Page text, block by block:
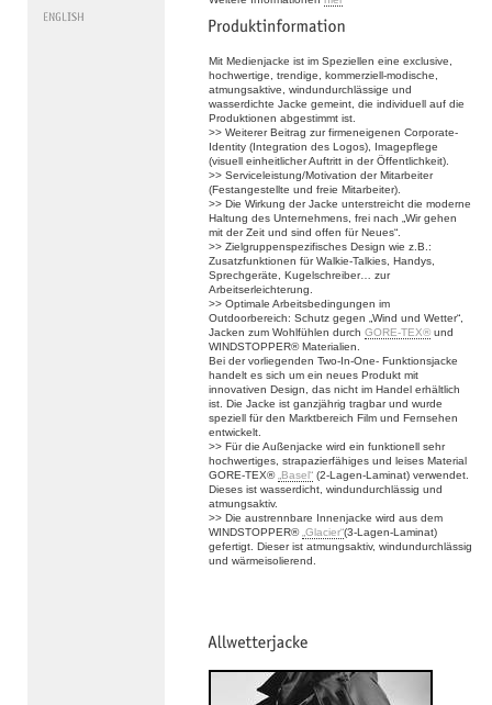
Mit Medienjacke ist im Speziellen eine exclusive,
hochwertige, trendige, kommerziell-modische,
atmungsaktive, windundurchlässige und
wasserdichte Jacke gemeint, die individuell auf die
Produktionen abgestimmt ist.
>> Weiterer Beitrag zur firmeneigenen Corporate-
Identity (Integration des Logos), Imagepflege
(visuell einheitlicher Auftritt in der Öffentlichkeit).
>> Serviceleistung/Motivation der Mitarbeiter
(Festangestellte und freie Mitarbeiter).
>> Die Wirkung der Jacke unterstreicht die moderne
Haltung des Unternehmens, frei nach „Wir gehen
mit der Zeit und sind offen für Neues“.
>> Zielgruppenspezifisches Design wie z.B.:
Zusatzfunktionen für Walkie-Talkies, Handys,
Sprechgeräte, Kugelschreiber… zur
Arbeitserleichterung.
>> Optimale Arbeitsbedingungen im
Outdoorbereich: Schutz gegen „Wind und Wetter“,
Jacken zum Wohlfühlen durch GORE-TEX® und
WINDSTOPPER® Materialien.
Bei der vorliegenden Two-In-One- Funktionsjacke
handelt es sich um ein neues Produkt mit
innovativen Design, das nicht im Handel erhältlich
ist. Die Jacke ist ganzjährig tragbar und wurde
speziell für den Marktbereich Film und Fernsehen
entwickelt.
>> Für die Außenjacke wird ein funktionell sehr
hochwertiges, strapazierfähiges und leises Material
GORE-TEX® „Basel“ (2-Lagen-Laminat) verwendet.
Dieses ist wasserdicht, windundurchlässig und
atmungsaktiv.
>> Die austrennbare Innenjacke wird aus dem
WINDSTOPPER® „Glacier“(3-Lagen-Laminat)
gefertigt. Dieser ist atmungsaktiv, windundurchlässig
und wärmeisolierend.